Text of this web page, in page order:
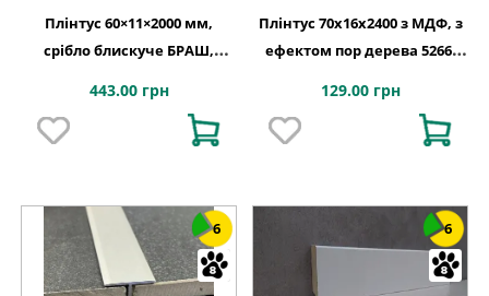
Плінтус 60×11×2000 мм,
срібло блискуче БРАШ,
443.00 грн
Плінтус 70x16x2400 з МДФ, з
ефектом пор дерева 5266,
129.00 грн
6 6